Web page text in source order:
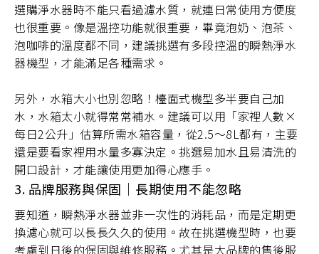
選購淨水器時不能只看過濾水質，就連日常使用方便度
也很重要。像是溫控功能就很重要，畢竟泡奶、泡茶、
泡咖啡的溫度都不同，建議挑選有多段控溫的瞬熱淨水
器機型，才能滿足各種需求。
另外，水箱大小也別忽略！檯面式機型多半要自己加
水，水箱太小就得常常補水。建議可以用「家裡人數×
每日2公升」估算所需水箱容量，從2.5～8L都有，主要
還是要看家裡用水量多寡決定。挑選易加水且易清洗的
開口設計，才能讓使用更加得心應手。
3. 品牌服務與保固｜長期使用不能忽略
要知道，瞬熱淨水器並非一次性的消耗品，而是定期更
換濾心就可以長長久久的使用。故在挑選機型時，也要
考慮到日後的保固與維修服務。尤其是大品牌的售後服